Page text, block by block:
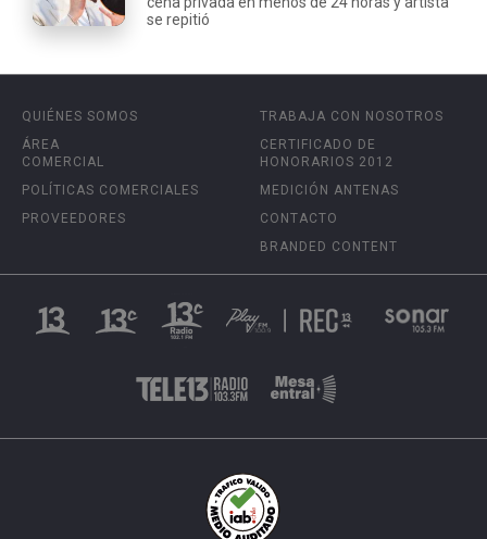
se repitió
QUIÉNES SOMOS
ÁREA
COMERCIAL
POLÍTICAS COMERCIALES
PROVEEDORES
TRABAJA CON NOSOTROS
CERTIFICADO DE
HONORARIOS 2012
MEDICIÓN ANTENAS
CONTACTO
BRANDED CONTENT